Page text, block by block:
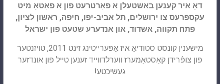
דאָ איר קענען באַשטעלן אַ פּאָרטרעט פון אַ פאָטאָ מיט
עקספּרעס צו ירושלים, תל אביב-יפו, חיפה, ראשון לציון,
פתח תקווה, אשדוד, און אנדערע שטעט פון ישראל
מישענין קונסט סטודיאָ איז אַפּערייטינג זינט 2011, טויזנטער
פון צופֿרידן קאַסטאַמערז ווערלדווייד זענען טייל פון אונדזער
געשיכטע!